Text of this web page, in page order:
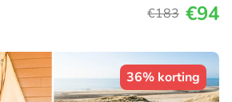
€183 €94
36% korting